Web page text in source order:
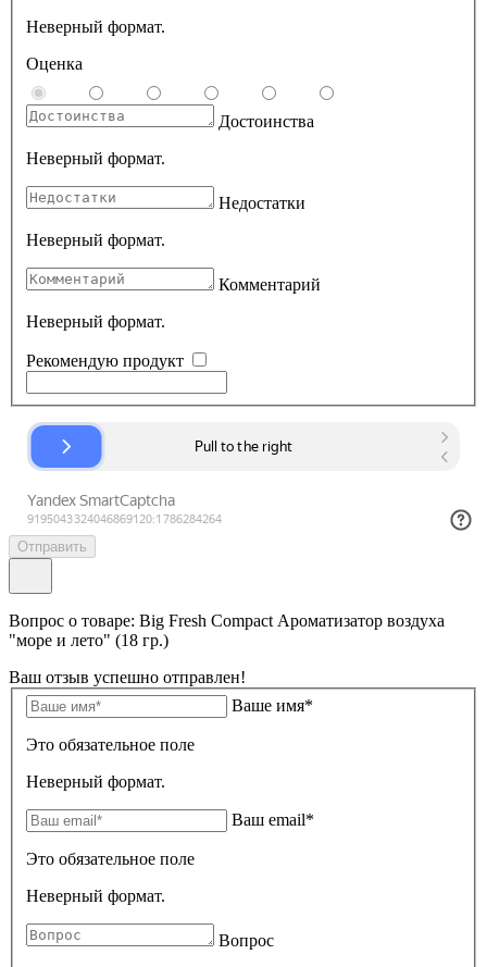
Неверный формат.
Оценка
Достоинства
Неверный формат.
Недостатки
Неверный формат.
Комментарий
Неверный формат.
Рекомендую продукт
Отправить
Вопрос о товаре: Big Fresh Compact Ароматизатор воздуха
"море и лето" (18 гр.)
Ваш отзыв успешно отправлен!
Ваше имя*
Это обязательное поле
Неверный формат.
Ваш email*
Это обязательное поле
Неверный формат.
Вопрос